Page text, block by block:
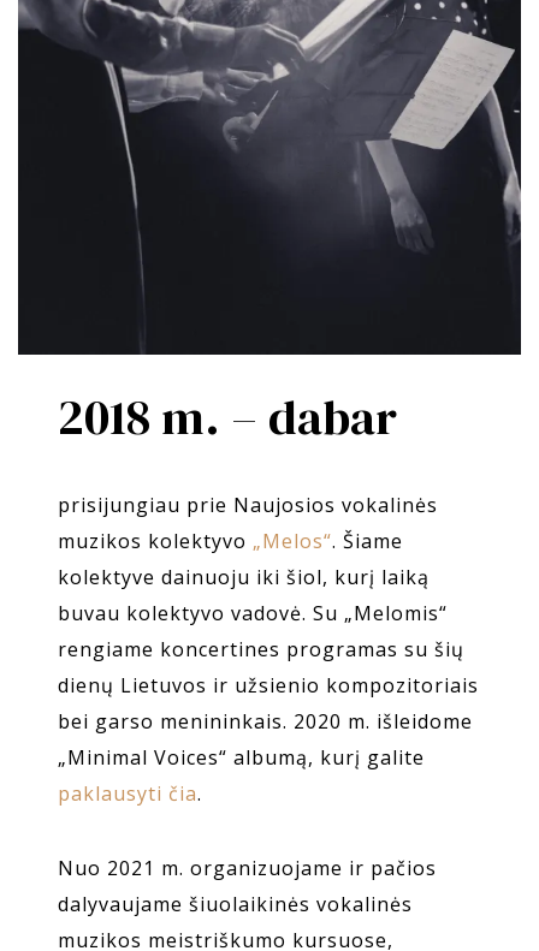
2018 m. – dabar
prisijungiau prie Naujosios vokalinės
muzikos kolektyvo „Melos“. Šiame
kolektyve dainuoju iki šiol, kurį laiką
buvau kolektyvo vadovė. Su „Melomis“
rengiame koncertines programas su šių
dienų Lietuvos ir užsienio kompozitoriais
bei garso menininkais. 2020 m. išleidome
„Minimal Voices“ albumą, kurį galite
paklausyti čia.
Nuo 2021 m. organizuojame ir pačios
dalyvaujame šiuolaikinės vokalinės
muzikos meistriškumo kursuose,